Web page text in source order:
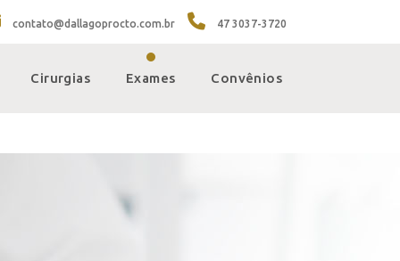
contato@dallagoprocto.com.br 47 3037-3720
Cirurgias Exames Convênios